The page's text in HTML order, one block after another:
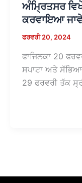
ਅੰਮ੍ਰਿਤਸਰ
ਕਰਵਾਇਆ
ਫਰਵਰੀ 20, 2024
ਫਾਜਿਲਕਾ 20
ਸਪਾਟਾ ਅਤੇ
29 ਫਰਵਰੀ ਤੱਕ